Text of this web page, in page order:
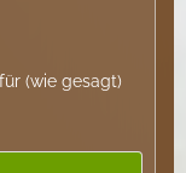
(wie gesagt)